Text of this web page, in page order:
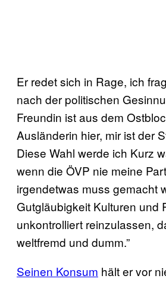
Er redet sich in Rage, ich
nach der politischen
Freundin ist aus dem
Ausländerin hier, mir ist der
Diese Wahl werde ich Kurz
wenn die ÖVP nie meine
irgendetwas muss gemacht
Gutgläubigkeit Kulturen und
unkontrolliert reinzulassen,
weltfremd und dumm.”
Seinen Konsum hält er vor